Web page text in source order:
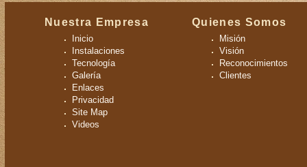
Nuestra Empresa Quienes Somos
Inicio
Instalaciones
Tecnología
Galería
Enlaces
Privacidad
Site Map
Videos
Misión
Visión
Reconocimientos
Clientes